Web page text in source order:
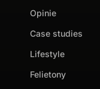
Opinie
Case studies
Lifestyle
Felietony